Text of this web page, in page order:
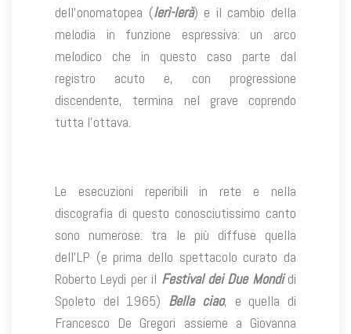
dell’onomatopea (lerì-lerà) e il cambio della
melodia in funzione espressiva: un arco
melodico che in questo caso parte dal
registro acuto e, con progressione
discendente, termina nel grave coprendo
tutta l’ottava.
Le esecuzioni reperibili in rete e nella
discografia di questo conosciutissimo canto
sono numerose: tra le più diffuse quella
dell’LP (e prima dello spettacolo curato da
Roberto Leydi per il Festival dei Due Mondidi
Spoleto del 1965) Bella ciao, e quella di
Francesco De Gregori assieme a Giovanna